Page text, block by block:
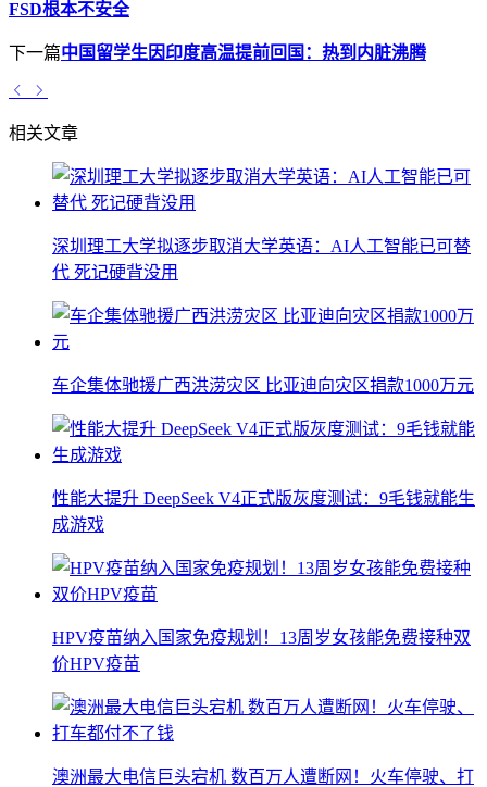
FSD根本不安全
下一篇中国留学生因印度高温提前回国：热到内脏沸腾
相关文章
深圳理工大学拟逐步取消大学英语：AI人工智能已可替
代 死记硬背没用
车企集体驰援广西洪涝灾区 比亚迪向灾区捐款1000万元
性能大提升 DeepSeek V4正式版灰度测试：9毛钱就能生
成游戏
HPV疫苗纳入国家免疫规划！13周岁女孩能免费接种双
价HPV疫苗
澳洲最大电信巨头宕机 数百万人遭断网！火车停驶、打